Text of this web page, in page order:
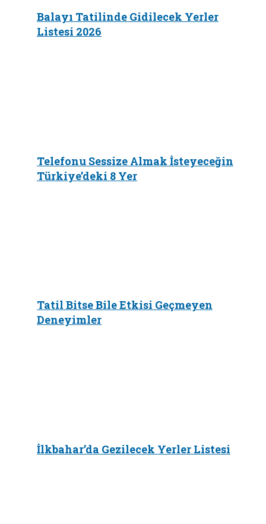
Balayı Tatilinde Gidilecek Yerler
Listesi 2026
Telefonu Sessize Almak İsteyeceğin
Türkiye’deki 8 Yer
Tatil Bitse Bile Etkisi Geçmeyen
Deneyimler
İlkbahar’da Gezilecek Yerler Listesi